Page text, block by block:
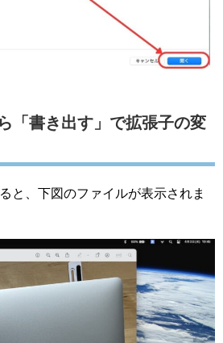
「書き出す」で拡張子の変
と、下図のファイルが表示されま